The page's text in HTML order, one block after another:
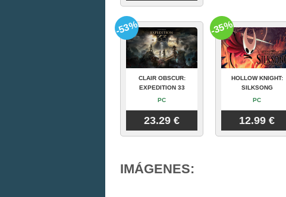
CLAIR OBSCUR:
EXPEDITION 33
PC
23.29 €
-53%
HOLLOW KNIGHT:
SILKSONG
PC
12.99 €
-35%
IMÁGENES: